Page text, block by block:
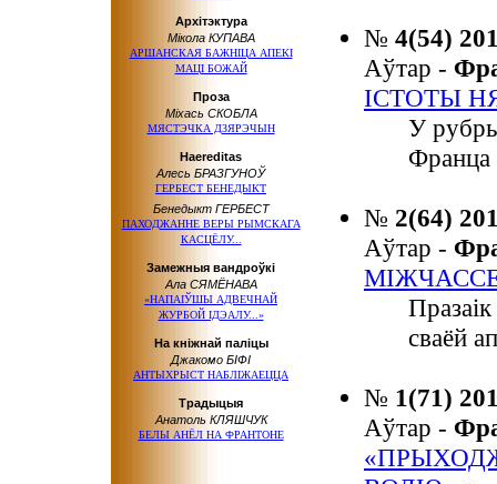
Архітэктура
Мікола КУПАВА
АРШАНСКАЯ БАЖНІЦА АПЕКІ
МАЦІ БОЖАЙ
Проза
Міхась СКОБЛА
МЯСТЭЧКА ДЗЯРЭЧЫН
Haereditas
Алесь БРАЗГУНОЎ
ГЕРБЕСТ БЕНЕДЫКТ
Бенедыкт ГЕРБЕСТ
ПАХОДЖАННЕ ВЕРЫ РЫМСКАГА
КАСЦЁЛУ...
Замежныя вандроўкі
Ала СЯМЁНАВА
«НАПАІЎШЫ АДВЕЧНАЙ
ЖУРБОЙ ІДЭАЛУ...»
На кніжнай паліцы
Джакомо БІФІ
АНТЫХРЫСТ НАБЛІЖАЕЦЦА
Традыцыя
Анатоль КЛЯШЧУК
БЕЛЫ АНЁЛ НА ФРАНТОНЕ
№ 4(54)
Аўтар -
ІСТОТЫ
У
Франца
№ 2(64)
Аўтар -
сваёй
№ 1(71)
Аўтар -